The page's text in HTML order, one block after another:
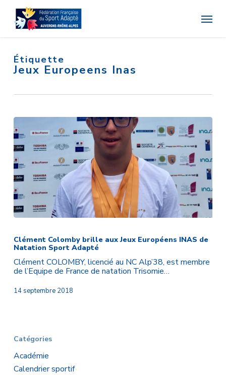
main
content
Menu
Étiquette
Jeux Europeens Inas
brille
aux
Jeux
Européens
INAS
de
Natation
Clément Colomby brille aux Jeux Européens INAS de
Natation Sport Adapté
Clément COLOMBY, licencié au NC Alp’38, est membre
de l’Equipe de France de natation Trisomie…
14 septembre 2018
Catégories
Académie
Calendrier sportif